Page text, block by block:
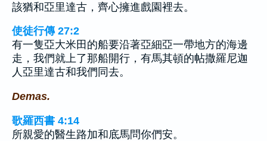
該猶和亞里達古，齊心擁進戲園裡去。
使徒行傳 27:2
有一隻亞大米田的船要沿著亞細亞一帶地方的海邊
走，我們就上了那船開行，有馬其頓的帖撒羅尼迦
人亞里達古和我們同去。
Demas.
歌羅西書 4:14
所親愛的醫生路加和底馬問你們安。